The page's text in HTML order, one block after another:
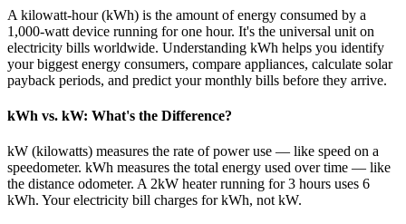
A kilowatt-hour (kWh) is the amount of energy consumed by a
1,000-watt device running for one hour. It's the universal unit on
electricity bills worldwide. Understanding kWh helps you identify
your biggest energy consumers, compare appliances, calculate solar
payback periods, and predict your monthly bills before they arrive.
kWh vs. kW: What's the Difference?
kW (kilowatts) measures the rate of power use — like speed on a
speedometer. kWh measures the total energy used over time — like
the distance odometer. A 2kW heater running for 3 hours uses 6
kWh. Your electricity bill charges for kWh, not kW.